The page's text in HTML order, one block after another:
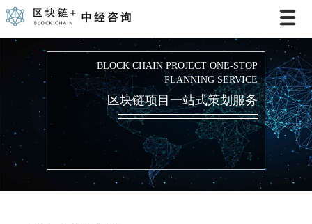
BLOCK CHAIN PROJECT ONE-STOP
PLANNING SERVICE
区块链项目一站式策划服务